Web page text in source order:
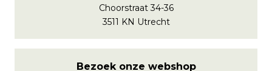
Choorstraat 34-36
3511 KN Utrecht
Bezoek onze webshop